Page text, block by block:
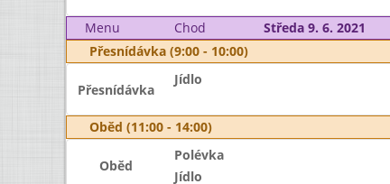
Menu Chod Středa 9. 6. 2021
Přesnídávka (9:00 - 10:00)
Přesnídávka
Jídlo
Oběd (11:00 - 14:00)
Oběd
Polévka
Jídlo